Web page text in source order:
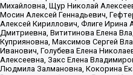
Михайловна, Щур Николай
Мосин Алексей Геннадьевич,
Алексей Кириллович, Флиге Ирина
Дмитриевна, Вититинова Елена
Куприяновна, Максимов Сергей
Иванович, Голубева Елена
Алексеевна, Закс Елена
Людмила Залмановна, Кокорина